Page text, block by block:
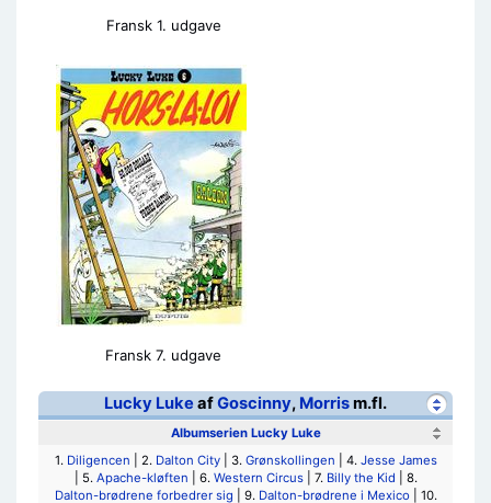
Fransk 1. udgave
Fransk 7. udgave
Lucky Luke afGoscinny, Morrism.fl.
Albumserien Lucky Luke
1. Diligencen | 2. Dalton City| 3. Grønskollingen | 4. Jesse James
| 5. Apache-kløften | 6. Western Circus| 7. Billy the Kid | 8.
Dalton-brødrene forbedrer sig | 9. Dalton-brødrene i Mexico| 10.